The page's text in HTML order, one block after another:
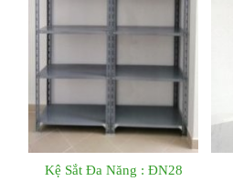
Kệ Sắt Đa Năng : ĐN28